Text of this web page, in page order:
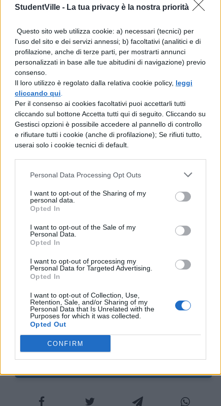
StudentVille - La tua privacy è la nostra priorità
Questo sito web utilizza cookie: a) necessari (tecnici) per
l'uso del sito e dei servizi annessi; b) facoltativi (analitici e di
profilazione, anche di terze parti, per mostrarti annunci
personalizzati in base alle tue abitudini di navigazione) previo
consenso.
Il loro utilizzo è regolato dalla relativa cookie policy, leggi
cliccando qui
Per il consenso ai cookies facoltativi puoi accettarli tutti
cliccando sul bottone Accetta tutti qui di seguito. Cliccando su
Gestisci opzioni è possibile accedere al pannello di controllo
e rifiutare tutti i cookie (anche di profilazione); Se rifiuti tutto,
userai solo i cookie tecnici di default.
Personal Data Processing Opt Outs
I want to opt-out of the Sharing of my
personal data.
Opted In
I want to opt-out of the Sale of my
Personal Data.
Opted In
I want to opt-out of processing my
Personal Data for Targeted Advertising.
Opted In
I want to opt-out of Collection, Use,
Retention, Sale, and/or Sharing of my
Personal Data that Is Unrelated with the
Purposes for which it was collected.
Opted Out
CONFIRM
una lucerna che risplendeva di una luce
chiara, per nulla simile a quelle che usiamo
noi e che illuminano (lett. simile alle nostre,
che illuminano) i nostri banchetti serali, ma
doro, a forma di navicella e alimentante
una fiammella più consistente. Il secondo
indossava una veste simile, ma teneva con
entrambe le mani gli altarini detti (lett. che
si chiamavano) anche altari del soccorso
(auxilia) perché prendevano nome dalla
provvidenza soccorritrice (lett. perché ad
essi aveva dato il nome la provvidenza etc.)
della dea. Il terzo sacerdote avanzava con
lavorate (lett. palma doro con foglie
come se fosse lui stesso Mercurio. Se il
quarto portava un piccolo vaso doro
arrotondato a forma di mammella, dal
quale versava libagioni di (lett. libava) latte,
il quinto, invece, reggeva un setaccio doro
pieno di rametti di lauro e il sesto unanfora.